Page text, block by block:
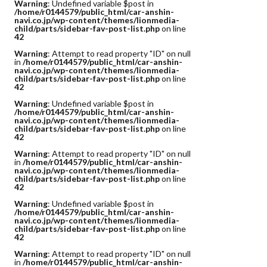
Warning: Undefined variable $post in
/home/r0144579/public_html/car-anshin-
navi.co.jp/wp-content/themes/lionmedia-
child/parts/sidebar-fav-post-list.phpon line
42
Warning: Attempt to read property "ID" on null
in /home/r0144579/public_html/car-anshin-
navi.co.jp/wp-content/themes/lionmedia-
child/parts/sidebar-fav-post-list.phpon line
42
Warning: Undefined variable $post in
/home/r0144579/public_html/car-anshin-
navi.co.jp/wp-content/themes/lionmedia-
child/parts/sidebar-fav-post-list.phpon line
42
Warning: Attempt to read property "ID" on null
in /home/r0144579/public_html/car-anshin-
navi.co.jp/wp-content/themes/lionmedia-
child/parts/sidebar-fav-post-list.phpon line
42
Warning: Undefined variable $post in
/home/r0144579/public_html/car-anshin-
navi.co.jp/wp-content/themes/lionmedia-
child/parts/sidebar-fav-post-list.phpon line
42
Warning: Attempt to read property "ID" on null
in /home/r0144579/public_html/car-anshin-